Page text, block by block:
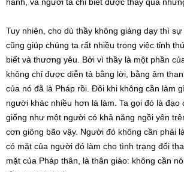
hành, và người ta chỉ biết được thầy qua
Tuy nhiên, cho dù thầy không giảng dạy thì
cũng giúp chúng ta rất nhiều trong việc tỉnh
biết và thương yêu. Bởi vì thầy là một phần
không chỉ được diễn tả bằng lời, bằng âm
của nó đã là Pháp rồi. Đôi khi không cần làm
người khác nhiều hơn là làm. Ta gọi đó là đạo
giống như một người có khả năng ngồi yên
cơn giông bão vậy. Người đó không cần phải
có mặt của người đó làm cho tình trạng đổi
mặt của Pháp thân, là thân giáo: không cần